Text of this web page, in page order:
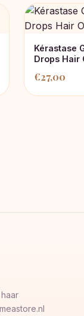
Kérastase
Drops Hair
€27,00